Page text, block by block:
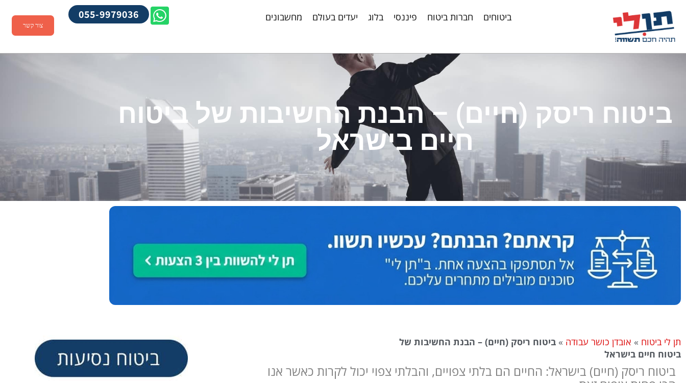
ביטוחים חברות ביטוח פיננסי בלוג יעדים בעולם מחשבונים 055-9979036
צור קשר
ביטוח ריסק (חיים) – הבנת החשיבות של ביטוח
חיים בישראל
תן לי ביטוח » אובדן כושר עבודה » ביטוח ריסק (חיים) – הבנת החשיבות של
ביטוח חיים בישראל
ביטוח ריסק (חיים) בישראל: החיים הם בלתי צפויים, והבלתי צפוי יכול לקרות כאשר אנו